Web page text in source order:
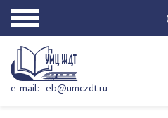
e-mail: eb@umczdt.ru